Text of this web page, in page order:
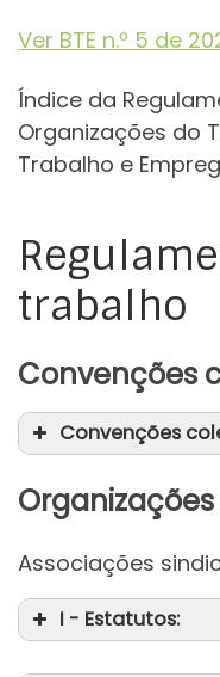
Ver BTE n.º 5 de
Índice da
Organizações do
Trabalho e
trabalho
Convenções
Convenções
Associações
I - Estatutos: